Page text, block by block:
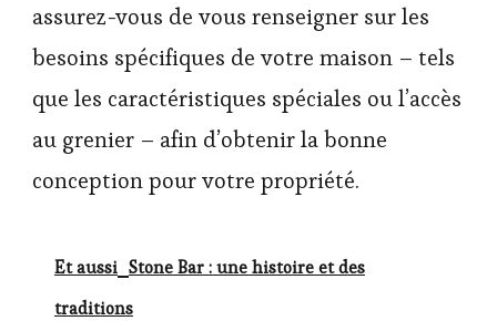
assurez-vous de vous renseigner sur les
besoins spécifiques de votre maison – tels
que les caractéristiques spéciales ou l’accès
au grenier – afin d’obtenir la bonne
conception pour votre propriété.
Et aussi Stone Bar : une histoire et des
traditions